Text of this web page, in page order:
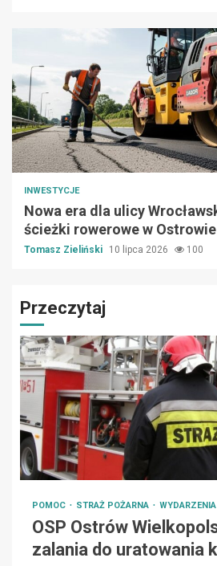
INWESTYCJE
Nowa era dla ulicy
ścieżki rowerowe w
Tomasz Zieliński 10 lipca 2026 100
Przeczytaj
POMOC STRAŻ POŻARNA WYDARZENIA
OSP Ostrów
zalania do uratowania